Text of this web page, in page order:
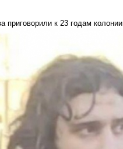
приговорили к 23 годам колонии